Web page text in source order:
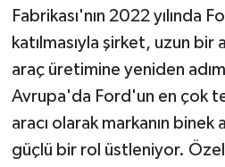
Fabrikası'nın 2022 yılında
katılmasıyla şirket, uzun bir
araç üretimine yeniden
Avrupa'da Ford'un en çok
aracı olarak markanın
güçlü bir rol üstleniyor.